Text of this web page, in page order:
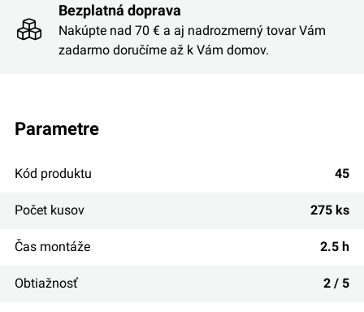
Bezplatná doprava
Nakúpte nad 70 € a aj nadrozmerný tovar Vám
zadarmo doručíme až k Vám domov.
parametre
Kód produktu 45
Počet kusov 275 ks
Čas montáže 2.5 h
Obtiažnosť 2 / 5